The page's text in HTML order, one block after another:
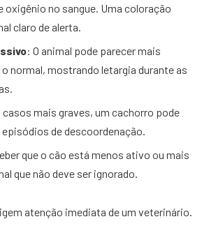
oxigênio no sangue. Uma coloração
claro de alerta.
: O animal pode parecer mais
normal, mostrando letargia durante as
casos mais graves, um cachorro pode
de descoordenação.
que o cão está menos ativo ou mais
que não deve ser ignorado.
atenção imediata de um veterinário.